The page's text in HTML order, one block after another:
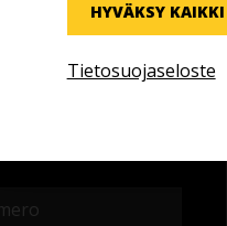
HYVÄKSY KAIKKI
Tietosuojaseloste